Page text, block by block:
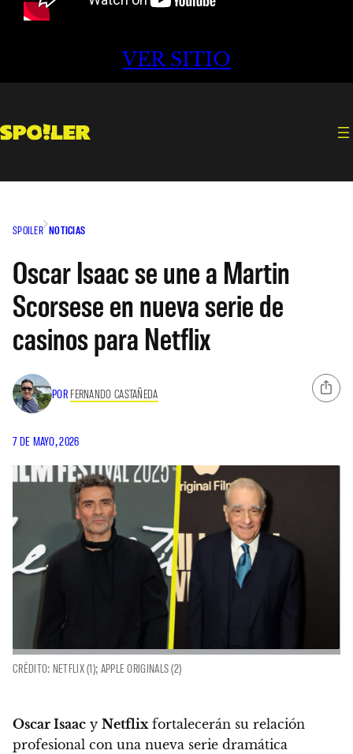
VER SITIO
SPOILER NOTICIAS
Oscar Isaac se une a Martin
Scorsese en nueva serie de
casinos para Netflix
POR FERNANDO CASTAÑEDA
7 DE MAYO, 2026
CRÉDITO: NETFLIX (1); APPLE ORIGINALS (2)
Oscar Isaac y Netflixfortalecerán su relación
profesional con una nueva serie dramática